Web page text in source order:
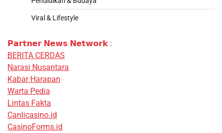
Viral & Lifestyle
𝗣𝗮𝗿𝘁𝗻𝗲𝗿 𝗡𝗲𝘄𝘀 𝗡𝗲𝘁𝘄𝗼𝗿𝗸 :
BERITA CERDAS
Narasi Nusantara
Kabar Harapan
Warta Pedia
Lintas Fakta
Canlicasino.id
CasinoForms.id